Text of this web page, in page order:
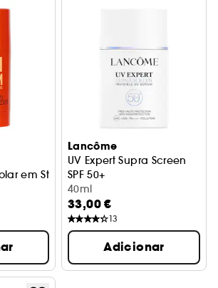
em Stick SPF50+
Lancôme
UV Expert Supra Screen
SPF 50+
Sérum Invisível
40ml
33,00 €
13
Adicionar